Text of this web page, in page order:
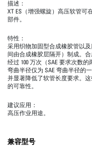
描述：
XT ES（增强螺旋）高压软管
部件。
特性：
采用织物加固型合成橡胶管以
间由合成橡胶层隔开）制成。
经过 100 万次（SAE 要求次数
弯曲半径仅为 SAE 弯曲半径的
并显著降低了软管长度要求。
的可靠性。
建议应用：
高压作业用途。
兼容型号